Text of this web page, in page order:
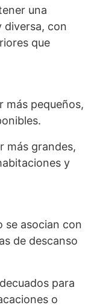
una
diversa, con
que
más pequeños,
más grandes,
y
se asocian con
de descanso
para
o